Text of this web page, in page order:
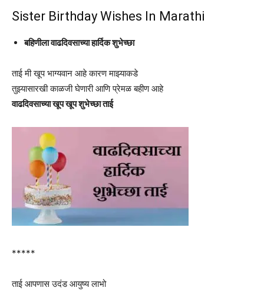
Sister Birthday Wishes In Marathi
बहिणीला वाढदिवसाच्या हार्दिक शुभेच्छा
ताई मी खूप भाग्यवान आहे कारण माझ्याकडे
तुझ्यासारखी काळजी घेणारी आणि प्रेमळ बहीण आहे
वाढदिवसाच्या खूप खूप शुभेच्छा ताई
*****
ताई आपणास उदंड आयुष्य लाभो